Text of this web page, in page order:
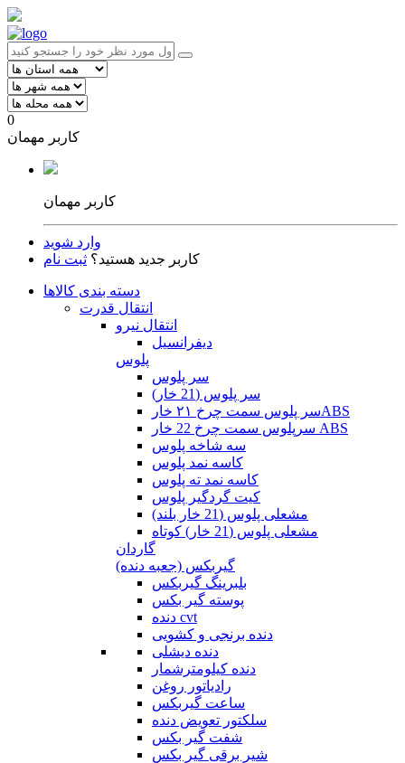
0
کاربر مهمان
کاربر مهمان
وارد شوید
کاربر جدید هستید؟ ثبت نام
دسته بندی کالاها
انتقال قدرت
انتقال نیرو
دیفرانسیل
پلوس
سر پلوس
سر پلوس (21 خار)
سر پلوس سمت چرخ ۲۱ خارABS
سرپلوس سمت چرخ 22 خار ABS
سه شاخه پلوس
کاسه نمد پلوس
کاسه نمد ته پلوس
کیت گردگیر پلوس
مشعلی پلوس (21 خار بلند)
مشعلی پلوس (21 خار) کوتاه
گاردان
گیربکس (جعبه دنده)
بلبرینگ گیربکس
پوسته گیر بکس
دنده cvt
دنده برنجی و کشویی
دنده دیشلی
دنده کیلومترشمار
رادیاتور روغن
ساعت گیربکس
سلکتور تعویض دنده
شفت گیر بکس
شیر برقی گیر بکس